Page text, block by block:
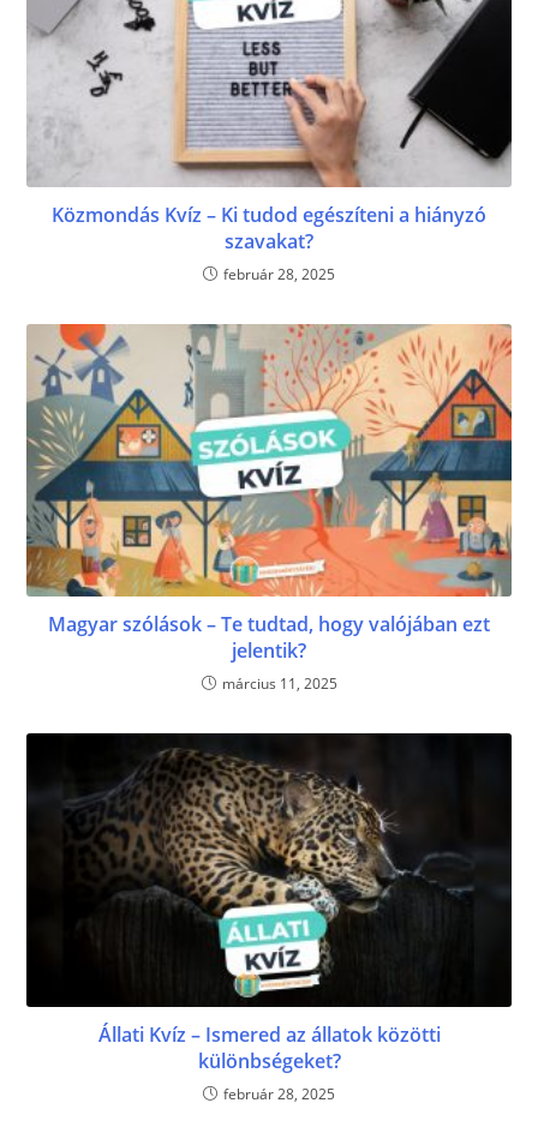
Közmondás Kvíz – Ki tudod egészíteni a hiányzó
szavakat?
február 28, 2025
Magyar szólások – Te tudtad, hogy valójában ezt
jelentik?
március 11, 2025
Állati Kvíz – Ismered az állatok közötti
különbségeket?
február 28, 2025